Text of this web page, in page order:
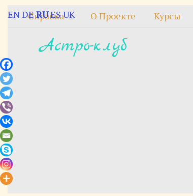
к
Справка О Проекте Курсы
Астро-клуб
ENDE RUESUK